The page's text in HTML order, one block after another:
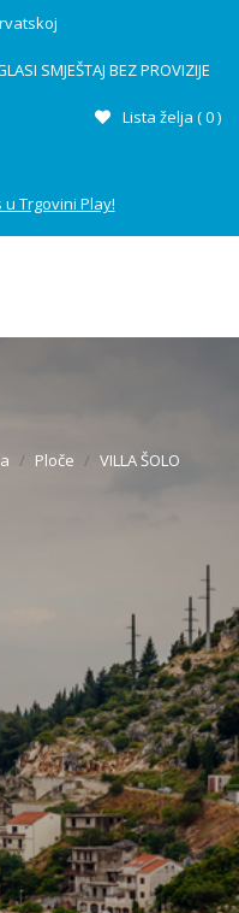
SMJEŠTAJ BEZ PROVIZIJE
Lista želja (0)
Trgovini Play!
Ploče VILLA ŠOLO